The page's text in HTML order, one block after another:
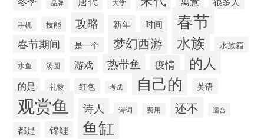
品牌
手机 技能 攻略 新年 时间 春节
春节期间 是一个 梦幻西游 水族 水族箱
水鱼 汤圆 游戏 热带鱼 疫情 的人
的是 礼物 红包 考试 自己的 英语
观赏鱼 诗人 诗词 费用 还不 适合
都是 锦鲤 鱼缸